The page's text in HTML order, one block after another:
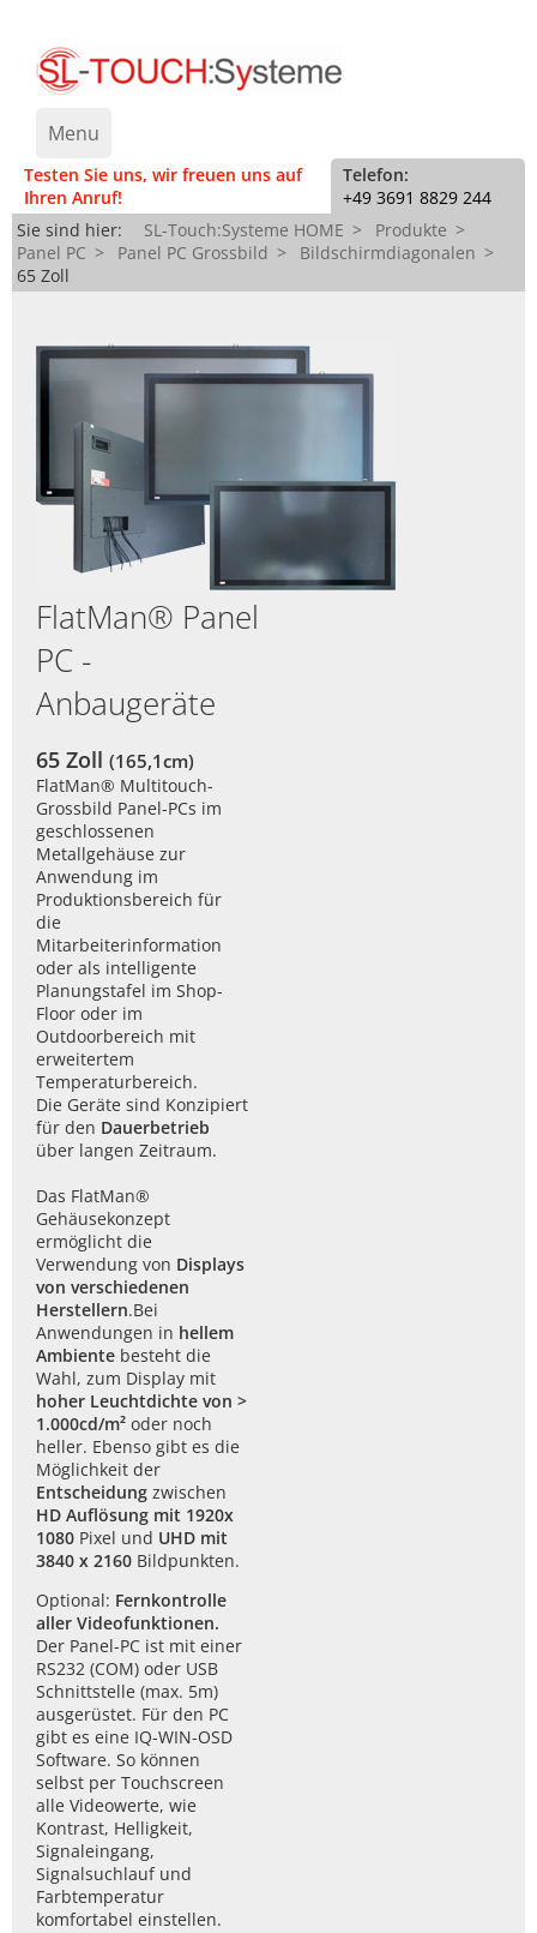
Menu
News
Produkte
Anbau
Großbild
Non-VESA
Panel PC
Einbau
Anbau
Großbild
FLAMOS Panel PC
Box PC
BOX-PC lüfterlos
BOX-PC DIN Rail lüfterlos
19" Rack PC
Rugged Tablets
Tastaturen
Zubehör
Support
Kontakt
Testen Sie uns, wir freuen uns auf
Ihren Anruf!
Telefon:
+49 3691 8829 244
Sie sind hier:
SL-Touch:Systeme HOME
Produkte
Panel PC
Panel PC Grossbild
Bildschirmdiagonalen
65 Zoll
FlatMan® Panel
PC -
Anbaugeräte
65 Zoll (165,1cm)
FlatMan® Multitouch-
Grossbild Panel-PCs im
geschlossenen
Metallgehäuse zur
Anwendung im
Produktionsbereich für
die
Mitarbeiterinformation
oder als intelligente
Planungstafel im Shop-
Floor oder im
Outdoorbereich mit
erweitertem
Temperaturbereich.
Die Geräte sind Konzipiert
für den Dauerbetrieb
über langen Zeitraum.
Das FlatMan®
Gehäusekonzept
ermöglicht die
Verwendung von Displays
von verschiedenen
Herstellern.Bei
Anwendungen in hellem
Ambiente besteht die
Wahl, zum Display mit
hoher Leuchtdichte von >
1.000cd/m² oder noch
heller. Ebenso gibt es die
Möglichkeit der
Entscheidung zwischen
HD Auflösung mit 1920x
1080 Pixel und UHD mit
3840 x 2160 Bildpunkten.
Optional: Fernkontrolle
aller Videofunktionen.
Der Panel-PC ist mit einer
RS232 (COM) oder USB
Schnittstelle (max. 5m)
ausgerüstet. Für den PC
gibt es eine IQ-WIN-OSD
Software. So können
selbst per Touchscreen
alle Videowerte, wie
Kontrast, Helligkeit,
Signaleingang,
Signalsuchlauf und
Farbtemperatur
komfortabel einstellen.